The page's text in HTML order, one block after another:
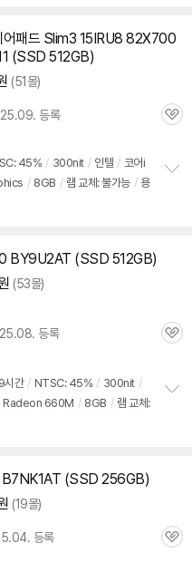
기
어패드 Slim3 15IRU8 82X700
(SSD 512GB)
(51몰)
25.09. 등록
관
45% / 300nit / 인텔 / 코어i
/ 8GB / 램 교체: 불가능 / 용
BY9U2AT (SSD 512GB)
(53몰)
25.08. 등록
관
시간 / NTSC: 45% / 300nit /
Radeon 660M / 8GB / 램 교체:
(SSD 256GB)
(19몰)
등록
관